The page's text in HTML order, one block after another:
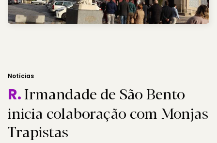
Notícias
R.Irmandade de São Bento
inicia colaboração com Monjas
Trapistas